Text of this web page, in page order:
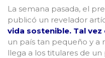
La semana pasada, el
publicó un revelador
vida sostenible. Tal vez
un país tan pequeño y a
llega a los titulares de